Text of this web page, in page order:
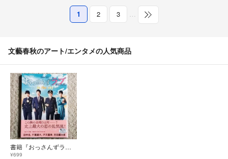
1 2 3 …
文藝春秋のアート/エンタメの人気商品
書籍『おっさんずラブ in the sky』公式ブック〈帯付き〉テレビ朝日
¥699